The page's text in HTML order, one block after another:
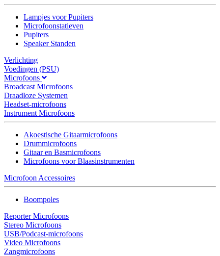
Lampjes voor Pupiters
Microfoonstatieven
Pupiters
Speaker Standen
Verlichting
Voedingen (PSU)
Microfoons
Broadcast Microfoons
Draadloze Systemen
Headset-microfoons
Instrument Microfoons
Akoestische Gitaarmicrofoons
Drummicrofoons
Gitaar en Basmicrofoons
Microfoons voor Blaasinstrumenten
Microfoon Accessoires
Boompoles
Reporter Microfoons
Stereo Microfoons
USB/Podcast-microfoons
Video Microfoons
Zangmicrofoons